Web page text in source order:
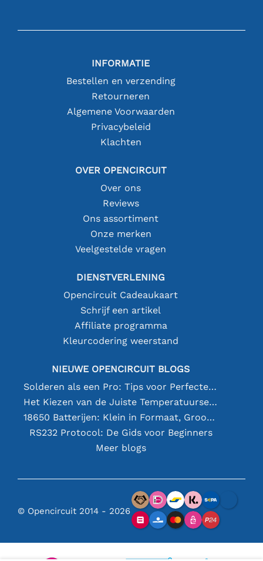
INFORMATIE
Bestellen en verzending
Retourneren
Algemene Voorwaarden
Privacybeleid
Klachten
OVER OPENCIRCUIT
Over ons
Reviews
Ons assortiment
Onze merken
Veelgestelde vragen
DIENSTVERLENING
Opencircuit Cadeaukaart
Schrijf een artikel
Affiliate programma
Kleurcodering weerstand
NIEUWE OPENCIRCUIT BLOGS
Solderen als een Pro: Tips voor Perfecte Elektronische Verbindingen
Het Kiezen van de Juiste Temperatuursensor [youtube]
18650 Batterijen: Klein in Formaat, Groot in Prestatie
RS232 Protocol: De Gids voor Beginners
Meer blogs
© Opencircuit 2014 - 2026